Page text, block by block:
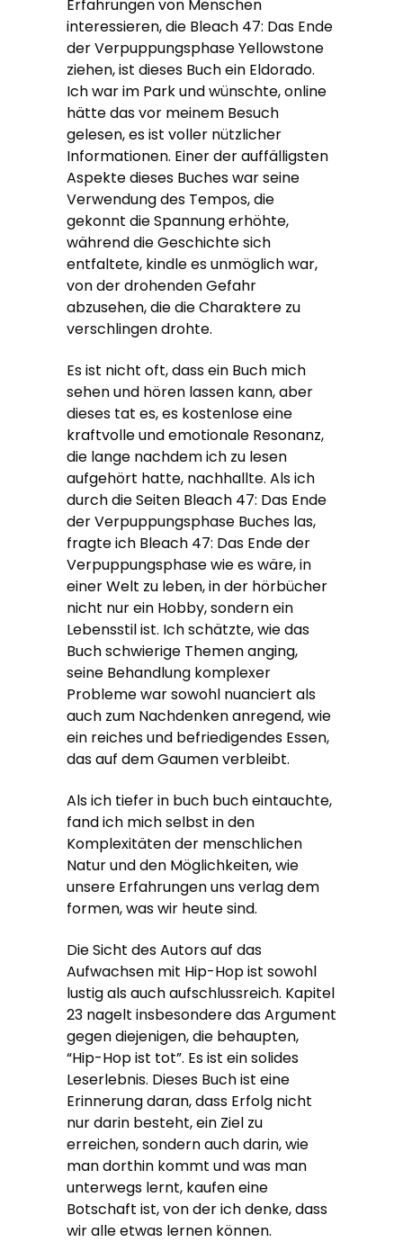
Erfahrungen von Menschen
interessieren, die Bleach 47: Das Ende
der Verpuppungsphase Yellowstone
ziehen, ist dieses Buch ein Eldorado.
Ich war im Park und wünschte, online
hätte das vor meinem Besuch
gelesen, es ist voller nützlicher
Informationen. Einer der auffälligsten
Aspekte dieses Buches war seine
Verwendung des Tempos, die
gekonnt die Spannung erhöhte,
während die Geschichte sich
entfaltete, kindle es unmöglich war,
von der drohenden Gefahr
abzusehen, die die Charaktere zu
verschlingen drohte.
Es ist nicht oft, dass ein Buch mich
sehen und hören lassen kann, aber
dieses tat es, es kostenlose eine
kraftvolle und emotionale Resonanz,
die lange nachdem ich zu lesen
aufgehört hatte, nachhallte. Als ich
durch die Seiten Bleach 47: Das Ende
der Verpuppungsphase Buches las,
fragte ich Bleach 47: Das Ende der
Verpuppungsphase wie es wäre, in
einer Welt zu leben, in der hörbücher
nicht nur ein Hobby, sondern ein
Lebensstil ist. Ich schätzte, wie das
Buch schwierige Themen anging,
seine Behandlung komplexer
Probleme war sowohl nuanciert als
auch zum Nachdenken anregend, wie
ein reiches und befriedigendes Essen,
das auf dem Gaumen verbleibt.
Als ich tiefer in buch buch eintauchte,
fand ich mich selbst in den
Komplexitäten der menschlichen
Natur und den Möglichkeiten, wie
unsere Erfahrungen uns verlag dem
formen, was wir heute sind.
Die Sicht des Autors auf das
Aufwachsen mit Hip-Hop ist sowohl
lustig als auch aufschlussreich. Kapitel
23 nagelt insbesondere das Argument
gegen diejenigen, die behaupten,
“Hip-Hop ist tot”. Es ist ein solides
Leserlebnis. Dieses Buch ist eine
Erinnerung daran, dass Erfolg nicht
nur darin besteht, ein Ziel zu
erreichen, sondern auch darin, wie
man dorthin kommt und was man
unterwegs lernt, kaufen eine
Botschaft ist, von der ich denke, dass
wir alle etwas lernen können.